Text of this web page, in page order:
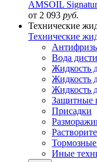
AMSOIL
от 2 093 руб.
Технические
Технические
Вода
Жидкость
Жидкость
Жидкость
Защитные
Присадки
Иные